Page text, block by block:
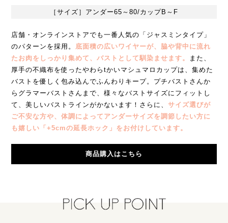
［サイズ］アンダー65～80/カップB～F
店舗・オンラインストアでも一番人気の「ジャスミンタイプ」
のパターンを採用。 底面積の広いワイヤーが、脇や背中に流れ
たお肉をしっかり集めて、バストとして馴染ませます。
また、
厚手の不織布を使ったやわらtかいマシュマロカップは、集めた
バストを優しく包み込んでふんわりキープ。プチバストさんか
らグラマーバストさんまで、様々なバストサイズにフィットし
て、美しいバストラインがかないます！さらに、サイズ選びが
ご不安な方や、体調によってアンダーサイズを調節したい方に
も嬉しい「+5cmの延長ホック」をお付けしています。
商品購入はこちら